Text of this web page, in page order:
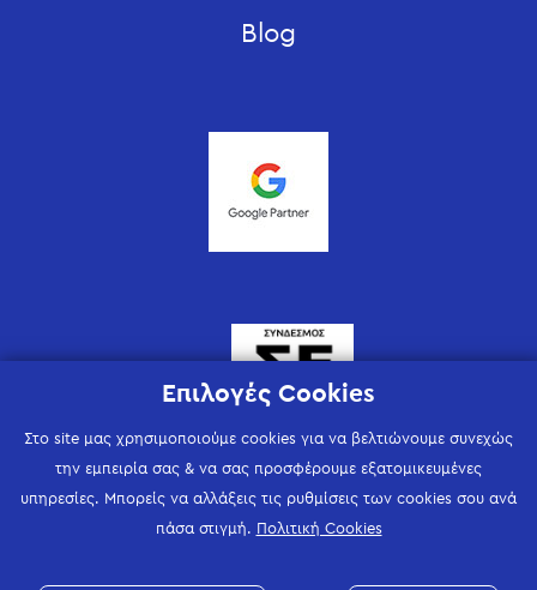
Blog
Επιλογές Cookies
Στο site μας χρησιμοποιούμε cookies για να βελτιώνουμε συνεχώς
την εμπειρία σας & να σας προσφέρουμε εξατομικευμένες
υπηρεσίες. Μπορείς να αλλάξεις τις ρυθμίσεις των cookies σου ανά
πάσα στιγμή. Πολιτική Cookies